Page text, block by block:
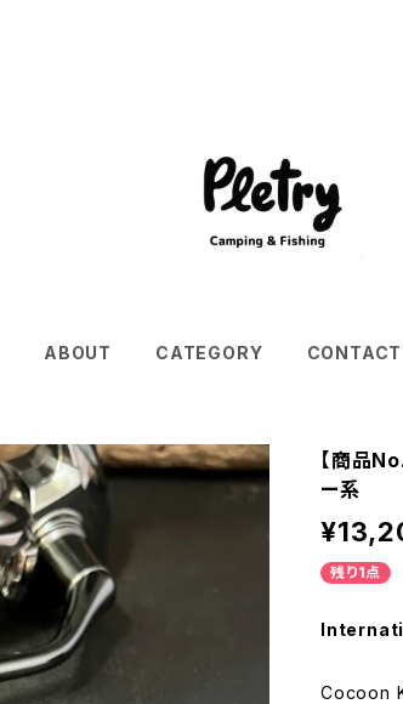
ABOUT CATEGORY CONTACT
【商品
ー系
残り1点
Cocoon